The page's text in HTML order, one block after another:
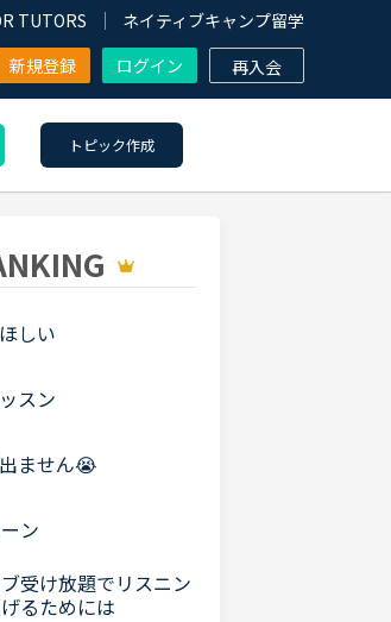
TUTORS
ネイティブキャンプ留学
新規登録
ログイン 再入会
トピック作成
しい
スン
ません😭
ン
受け放題でリスニン
るためには